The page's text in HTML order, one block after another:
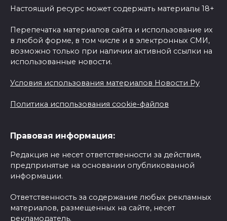
Настоящий ресурс может содержать материалы 18+
Перепечатка материалов сайта и использование их
в любой форме, в том числе и в электронных СМИ,
возможно только при наличии активной ссылки на
использованные новости.
Условия использования материалов Новости Ру
Политика использования cookie-файлов
Правовая информация:
Редакция не несет ответственности за действия,
предпринятые на основании опубликованной
информации.
Ответственность за содержание любых рекламных
материалов, размещенных на сайте, несет
рекламодатель.